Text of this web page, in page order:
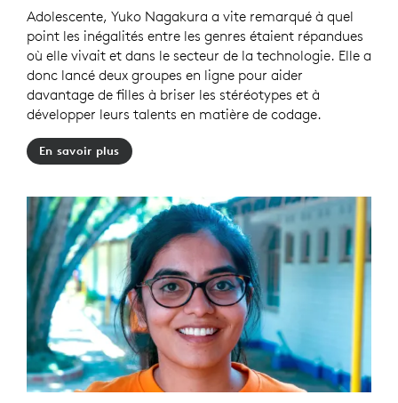
Adolescente, Yuko Nagakura a vite remarqué à quel
point les inégalités entre les genres étaient répandues
où elle vivait et dans le secteur de la technologie. Elle a
donc lancé deux groupes en ligne pour aider
davantage de filles à briser les stéréotypes et à
développer leurs talents en matière de codage.
En savoir plus